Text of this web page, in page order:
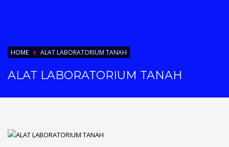
HOME ALAT LABORATORIUM TANAH
ALAT LABORATORIUM TANAH